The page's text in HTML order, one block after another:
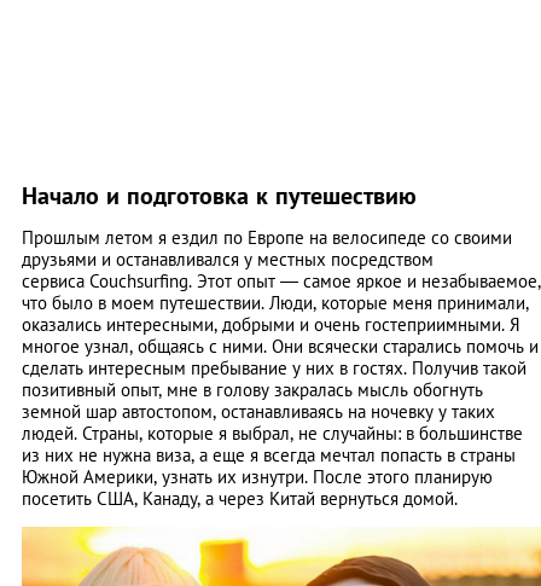
Начало и подготовка к путешествию
Прошлым летом я ездил по Европе на велосипеде со своими
друзьями и останавливался у местных посредством
сервиса Couchsurfing. Этот опыт — самое яркое и незабываемое,
что было в моем путешествии. Люди, которые меня принимали,
оказались интересными, добрыми и очень гостеприимными. Я
многое узнал, общаясь с ними. Они всячески старались помочь и
сделать интересным пребывание у них в гостях. Получив такой
позитивный опыт, мне в голову закралась мысль обогнуть
земной шар автостопом, останавливаясь на ночевку у таких
людей. Страны, которые я выбрал, не случайны: в большинстве
из них не нужна виза, а еще я всегда мечтал попасть в страны
Южной Америки, узнать их изнутри. После этого планирую
посетить США, Канаду, а через Китай вернуться домой.